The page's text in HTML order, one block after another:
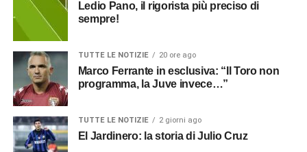
Ledio Pano, il rigorista più preciso di
sempre!
TUTTE LE NOTIZIE 20 ore ago
Marco Ferrante in esclusiva: “Il Toro non
programma, la Juve invece…”
TUTTE LE NOTIZIE 2 giorni ago
El Jardinero: la storia di Julio Cruz